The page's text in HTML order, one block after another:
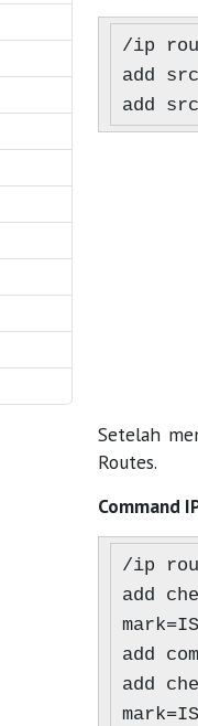
/ip
add
add
Setelah
Routes.
Command
/ip
add
add
add